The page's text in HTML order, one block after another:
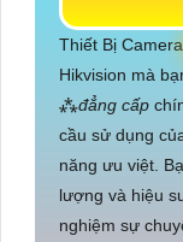
Thiết Bị Camera
Hikvision mà
⁂đẳng cấp
cầu sử dụng
năng ưu việt.
lượng và hiệu
nghiệm sự